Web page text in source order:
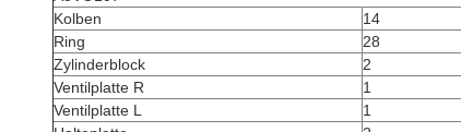
Kolben
14
Ring
28
Zylinderblock
2
Ventilplatte R
1
Ventilplatte L
1